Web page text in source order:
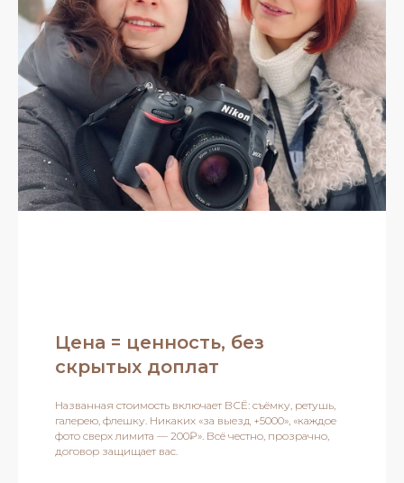
Цена = ценность, без
скрытых доплат
Названная стоимость включает ВСЁ: съёмку, ретушь,
галерею, флешку. Никаких «за выезд +5000», «каждое
фото сверх лимита — 200₽». Всё честно, прозрачно,
договор защищает вас.